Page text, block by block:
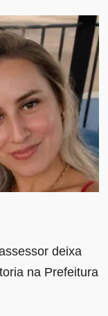
deixa
na Prefeitura